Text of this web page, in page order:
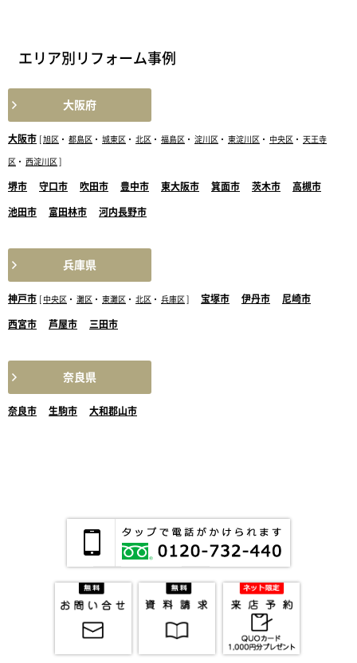
エリア別リフォーム事例
大阪府
大阪市 旭区 ・ 都島区 ・ 城東区 ・ 北区 ・ 福島区 ・ 淀川区 ・ 東淀川区 ・ 中央区 ・ 天王寺
区 ・ 西淀川区
堺市 守口市 吹田市 豊中市 東大阪市 箕面市 茨木市 高槻市
池田市 富田林市 河内長野市
兵庫県
神戸市 中央区 ・ 灘区 ・ 東灘区 ・ 北区 ・ 兵庫区 宝塚市 伊丹市 尼崎市
西宮市 芦屋市 三田市
奈良県
奈良市 生駒市 大和郡山市